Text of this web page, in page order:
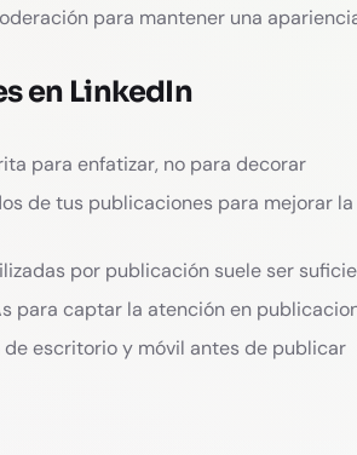
para mantener una
en LinkedIn
para enfatizar, no para decorar
de tus publicaciones para mejorar
por publicación suele ser
para captar la atención en
escritorio y móvil antes de publicar